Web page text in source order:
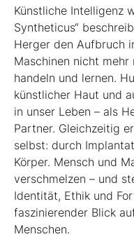
Künstliche Intelligenz
Syntheticus“
Herger den Aufbruch
Maschinen nicht mehr
handeln und lernen.
künstlicher Haut und
in unser Leben – als
Partner. Gleichzeitig
selbst: durch
Körper. Mensch und
verschmelzen – und
Identität, Ethik und
faszinierender Blick
Menschen.